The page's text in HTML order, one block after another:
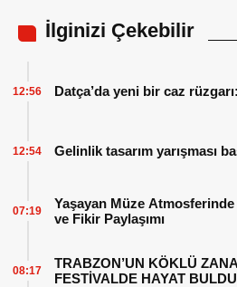
İlginizi Çekebilir
Datça’da yeni bir caz
12:56
Gelinlik tasarım yarışması
12:54
Yaşayan Müze
ve Fikir Paylaşımı
07:19
TRABZON’UN KÖKLÜ
FESTİVALDE HAYAT BULDU
08:17